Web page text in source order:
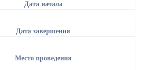
Дата начала
Дата завершения
Место проведения